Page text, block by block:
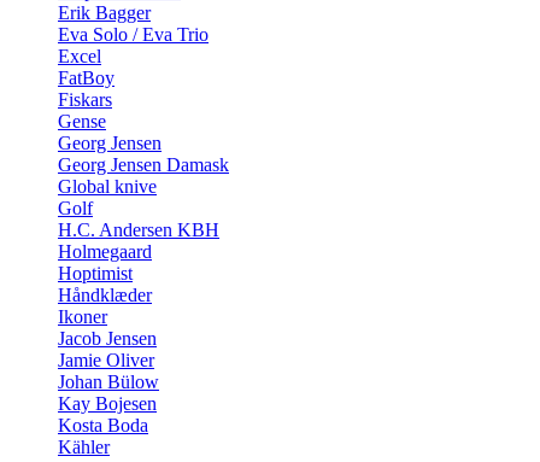
Erik Bagger
Eva Solo / Eva Trio
Excel
FatBoy
Fiskars
Gense
Georg Jensen
Georg Jensen Damask
Global knive
Golf
H.C. Andersen KBH
Holmegaard
Hoptimist
Håndklæder
Ikoner
Jacob Jensen
Jamie Oliver
Johan Bülow
Kay Bojesen
Kosta Boda
Kähler